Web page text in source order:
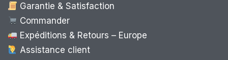
Garantie & Satisfaction
Commander
Expéditions & Retours – Europe
Assistance client